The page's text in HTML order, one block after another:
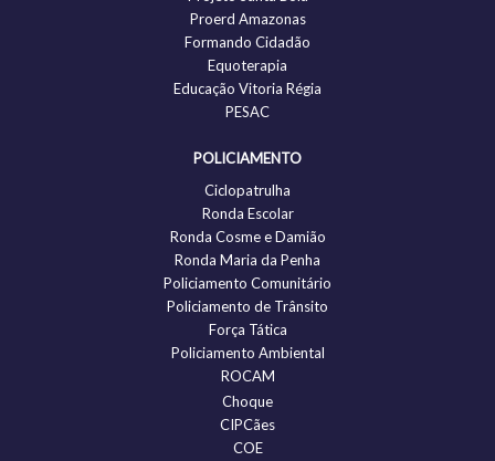
Proerd Amazonas
Formando Cidadão
Equoterapia
Educação Vitoria Régia
PESAC
POLICIAMENTO
Ciclopatrulha
Ronda Escolar
Ronda Cosme e Damião
Ronda Maria da Penha
Policiamento Comunitário
Policiamento de Trânsito
Força Tática
Policiamento Ambiental
ROCAM
Choque
CIPCães
COE